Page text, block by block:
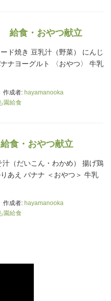
給食・おやつ献立
ド焼き 豆乳汁（野菜） にんじ
ナヨーグルト 〈おやつ〉 牛乳
作成者: hayamanooka
園給食
食・おやつ献立
汁（だいこん・わかめ） 揚げ鶏
あえ バナナ ＜おやつ＞ 牛乳
作成者: hayamanooka
園給食